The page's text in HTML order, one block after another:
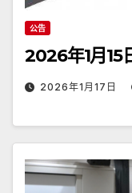
公告
2026年1月15
2026年1月17日